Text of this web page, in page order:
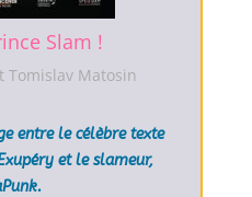
Slam !
Tomislav Matosin
entre le célèbre texte
et le slameur,